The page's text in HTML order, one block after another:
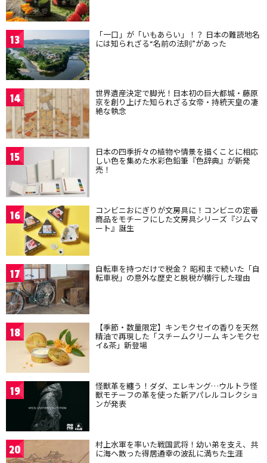
13 「一口」が「いもあらい」！？ 日本の難読地名
には知られざる“名前の法則”があった
14 世界遺産決定で脚光！日本初の巨大都城・藤原
京を創り上げた知られざる女帝・持統天皇の凄
絶な執念
15 日本の四季折々の植物や情景を描くことに相応
しい色を集めた水彩色鉛筆『色辞典』が新発
売！
16 コンビニおにぎりが文房具に！コンビニの定番
商品をモチーフにした文房具シリーズ『ジムマ
ート』誕生
17 自転車を持つだけで税金？ 昭和まで続いた「自
転車税」の意外な歴史と脱税が横行した理由
18 【季節・数量限定】キンモクセイの香りを天然
精油で再現した「スチームクリーム キンモクセ
イ&茶」新登場
19 怪獣革を纏う！ダダ、エレキング…ウルトラ怪
獣モチーフの革を使った新アパレルコレクショ
ンが発表
20 村上水軍を率いた戦国武将！幼い弟を支え、共
に海へ散った得居通幸の波乱に満ちた生涯